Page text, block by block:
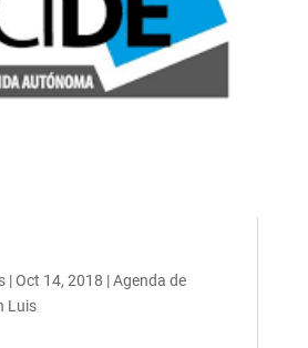
|Oct 14, 2018 |Agenda de
Luis